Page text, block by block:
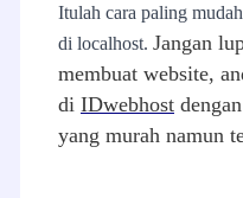
Itulah cara paling
di localhost. Jangan
membuat website,
di IDwebhost dengan
yang murah namun